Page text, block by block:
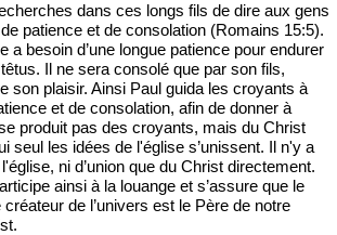
dans ces longs fils de dire aux gens
patience et de consolation (Romains 15:5).
a besoin d’une longue patience pour endurer
Il ne sera consolé que par son fils,
son plaisir. Ainsi Paul guida les croyants à
et de consolation, afin de donner à
se produit pas des croyants, mais du Christ
seul les idées de l'église s’unissent. Il n'y a
ni d’union que du Christ directement.
ainsi à la louange et s’assure que le
de l’univers est le Père de notre